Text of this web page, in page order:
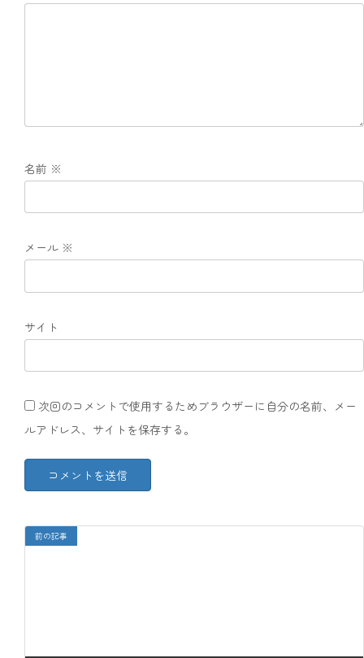
名前 ※
メール ※
サイト
次回のコメントで使用するためブラウザーに自分の名前、メー
ルアドレス、サイトを保存する。
前の記事